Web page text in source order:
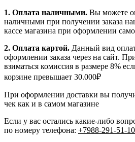
1. Оплата наличными. Вы можете
наличными при получении заказа
кассе магазина при оформлении
2. Оплата картой. Данный вид
оформлении заказа через на сайт.
взиматься комиссия в размере 8%
корзине превышает 30.000₽
При оформлении доставки вы
чек как и в самом магазине
Если у вас остались какие-либо
по номеру телефона: +7988-291-51-10